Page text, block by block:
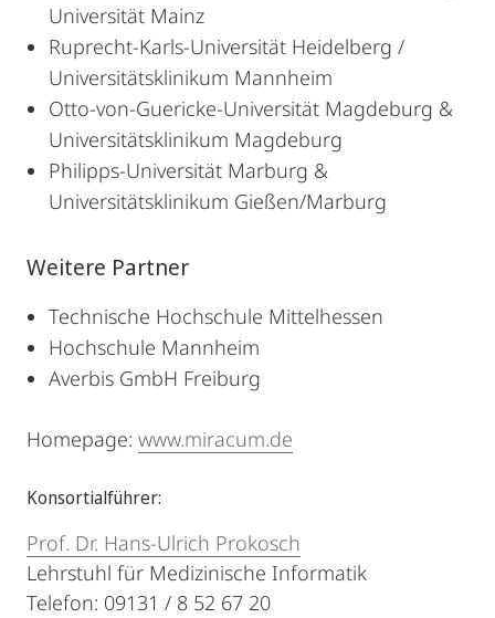
Universität Mainz
Ruprecht-Karls-Universität Heidelberg /
Universitätsklinikum Mannheim
Otto-von-Guericke-Universität Magdeburg &
Universitätsklinikum Magdeburg
Philipps-Universität Marburg &
Universitätsklinikum Gießen/Marburg
Weitere Partner
Technische Hochschule Mittelhessen
Hochschule Mannheim
Averbis GmbH Freiburg
Homepage: www.miracum.de
Konsortialführer:
Prof. Dr. Hans-Ulrich Prokosch
Lehrstuhl für Medizinische Informatik
Telefon: 09131 / 8 52 67 20